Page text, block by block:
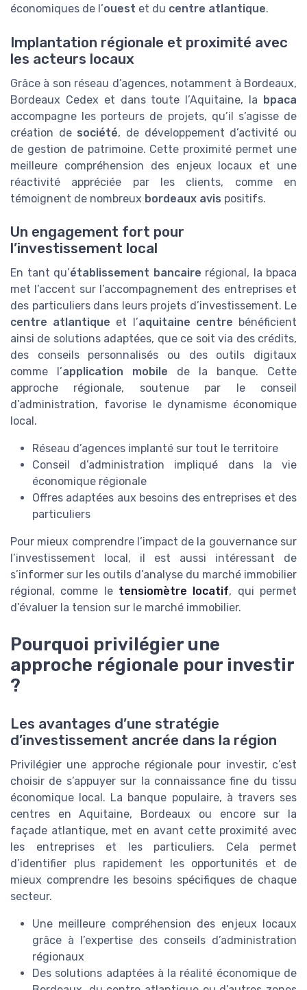
économiques de l’ouest et du centre atlantique.
Implantation régionale et proximité avec
les acteurs locaux
Grâce à son réseau d’agences, notamment à Bordeaux,
Bordeaux Cedex et dans toute l’Aquitaine, la bpaca
accompagne les porteurs de projets, qu’il s’agisse de
création de société, de développement d’activité ou
de gestion de patrimoine. Cette proximité permet une
meilleure compréhension des enjeux locaux et une
réactivité appréciée par les clients, comme en
témoignent de nombreux bordeaux avis positifs.
Un engagement fort pour
l’investissement local
En tant qu’établissement bancaire régional, la bpaca
met l’accent sur l’accompagnement des entreprises et
des particuliers dans leurs projets d’investissement. Le
centre atlantique et l’aquitaine centre bénéficient
ainsi de solutions adaptées, que ce soit via des crédits,
des conseils personnalisés ou des outils digitaux
comme l’application mobile de la banque. Cette
approche régionale, soutenue par le conseil
d’administration, favorise le dynamisme économique
local.
Réseau d’agences implanté sur tout le territoire
Conseil d’administration impliqué dans la vie
économique régionale
Offres adaptées aux besoins des entreprises et des
particuliers
Pour mieux comprendre l’impact de la gouvernance sur
l’investissement local, il est aussi intéressant de
s’informer sur les outils d’analyse du marché immobilier
régional, comme le tensiomètre locatif, qui permet
d’évaluer la tension sur le marché immobilier.
Pourquoi privilégier une
approche régionale pour investir
?
Les avantages d’une stratégie
d’investissement ancrée dans la région
Privilégier une approche régionale pour investir, c’est
choisir de s’appuyer sur la connaissance fine du tissu
économique local. La banque populaire, à travers ses
centres en Aquitaine, Bordeaux ou encore sur la
façade atlantique, met en avant cette proximité avec
les entreprises et les particuliers. Cela permet
d’identifier plus rapidement les opportunités et de
mieux comprendre les besoins spécifiques de chaque
secteur.
Une meilleure compréhension des enjeux locaux
grâce à l’expertise des conseils d’administration
régionaux
Des solutions adaptées à la réalité économique de